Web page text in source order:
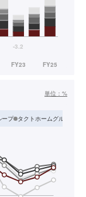
単位： %
ープ タクトホームグループ